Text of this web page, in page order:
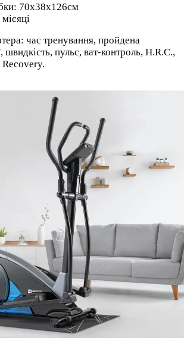
70х38х126см
час тренування, пройдена
швидкість, пульс, ват-контроль, H.R.C.,